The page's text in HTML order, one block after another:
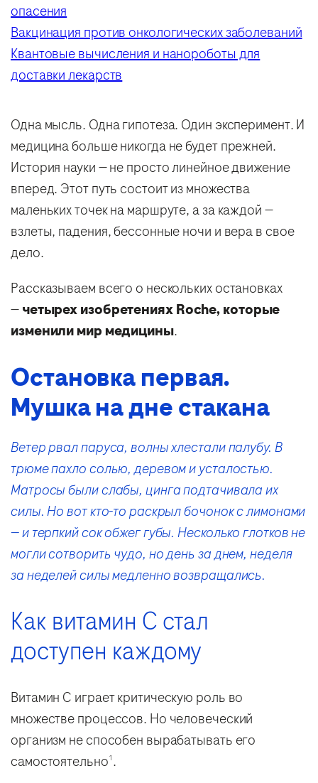
опасения
Вакцинация против онкологических заболеваний
Квантовые вычисления и нанороботы для
доставки лекарств
Одна мысль. Одна гипотеза. Один эксперимент. И
медицина больше никогда не будет прежней.
История науки — не просто линейное движение
вперед. Этот путь состоит из множества
маленьких точек на маршруте, а за каждой —
взлеты, падения, бессонные ночи и вера в свое
дело.
Рассказываем всего о нескольких остановках
—четырех изобретениях Roche, которые
изменили мир медицины.
Остановка первая.
Мушка на дне стакана
Ветер рвал паруса, волны хлестали палубу. В
трюме пахло солью, деревом и усталостью.
Матросы были слабы, цинга подтачивала их
силы. Но вот кто-то раскрыл бочонок с лимонами
— и терпкий сок обжег губы. Несколько глотков не
могли сотворить чудо, но день за днем, неделя
за неделей силы медленно возвращались.
Как витамин C стал
доступен каждому
Витамин C играет критическую роль во
множестве процессов. Но человеческий
организм не способен вырабатывать его
самостоятельно1 .